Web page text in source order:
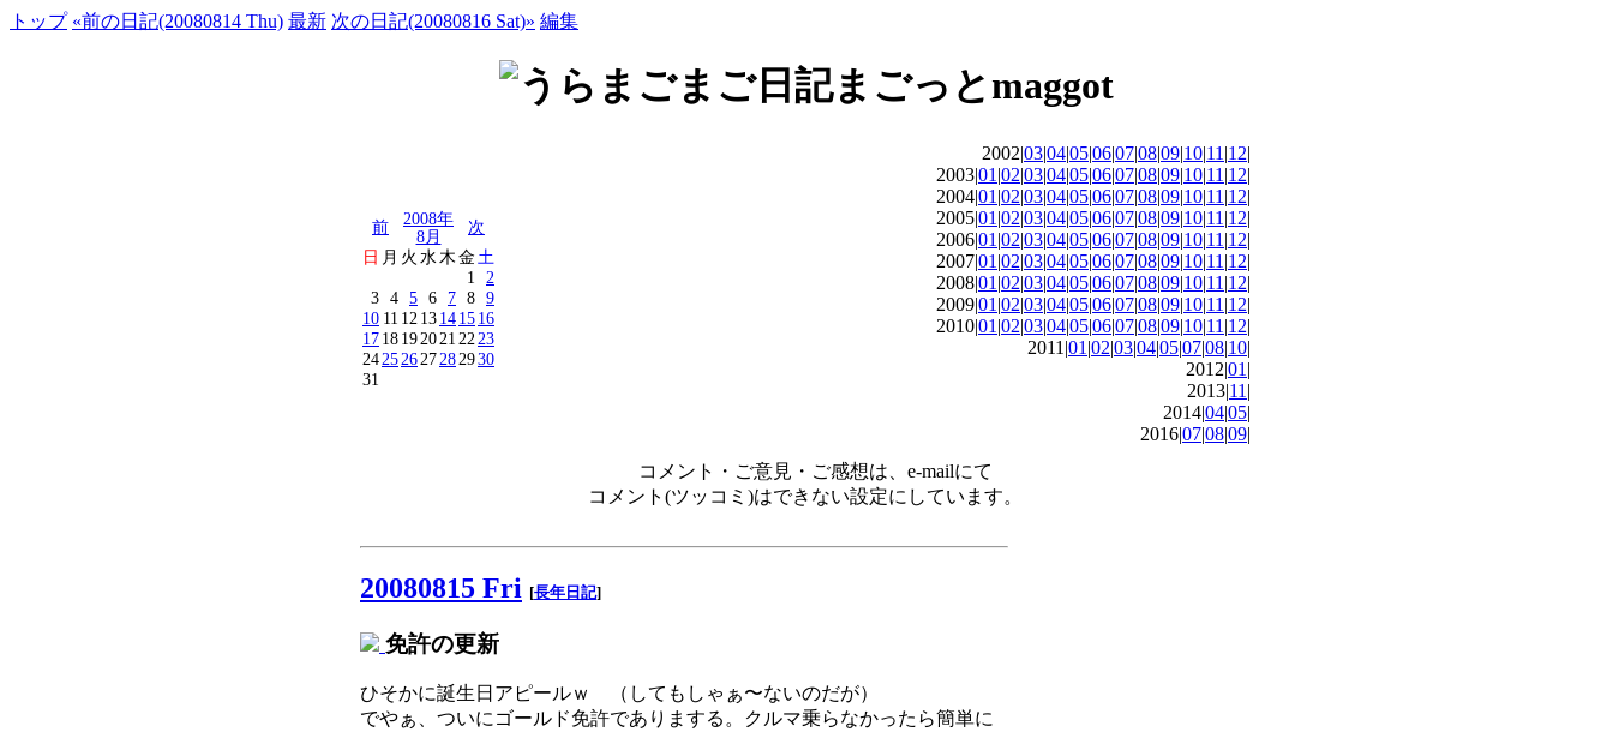
トップ «前の日記(20080814 Thu) 最新 次の日記(20080816 Sat)» 編集
前
2008年
8月
次
日 月 火 水 木金 土
1
2
3 4 5 6 7 8 9
10 11 12 13141516
1718192021 22 23
24252627282930
31
2002|03|04|05|06|07|08|09|10|11 |12|
2003|01 |02|03|04|05|06|07|08|09|10|11 |12|
2004|01 |02|03|04|05|06|07|08|09|10|11 |12|
2005|01 |02|03|04|05|06|07|08|09|10|11 |12|
2006|01 |02|03|04|05|06|07|08|09|10|11 |12|
2007|01 |02|03|04|05|06|07|08|09|10|11 |12|
2008|01 |02|03|04|05|06|07|08|09|10|11 |12|
2009|01 |02|03|04|05|06|07|08|09|10|11 |12|
2010|01 |02|03|04|05|06|07|08|09|10|11 |12|
2011|01 |02|03|04|05|07|08|10|
2012|01 |
2013|11 |
2014|04|05|
2016|07|08|09|
コメント・ご意見・ご感想は、e-mailにて
コメント(ツッコミ)はできない設定にしています。
20080815 Fri [長年日記]
免許の更新
ひそかに誕生日アピールｗ （してもしゃぁ〜ないのだが）
でやぁ、ついにゴールド免許でありまする。クルマ乗らなかったら簡単に